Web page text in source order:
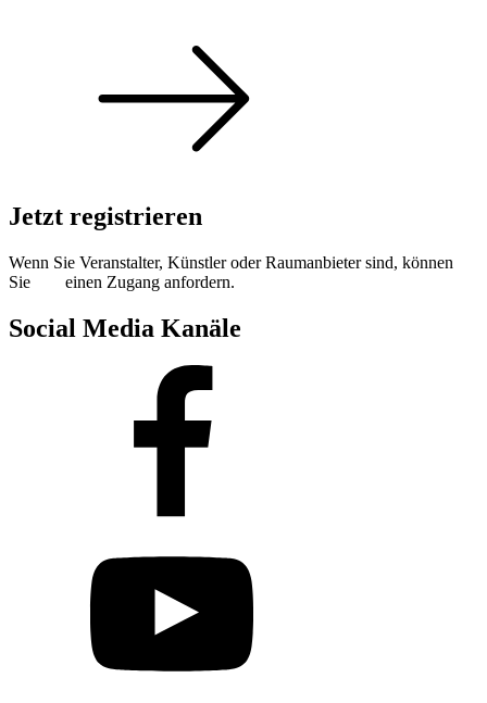
Jetzt registrieren
Wenn Sie Veranstalter, Künstler oder Raumanbieter sind, können
Sie
einen Zugang anfordern.
Social Media Kanäle